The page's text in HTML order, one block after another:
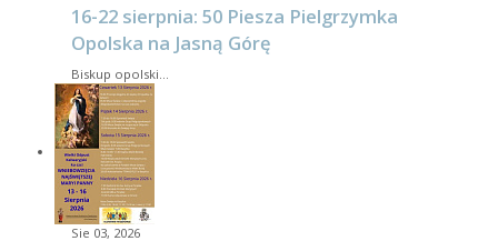
16-22 sierpnia: 50 Piesza Pielgrzymka
Opolska na Jasną Górę
Biskup opolski…
Sie 03, 2026